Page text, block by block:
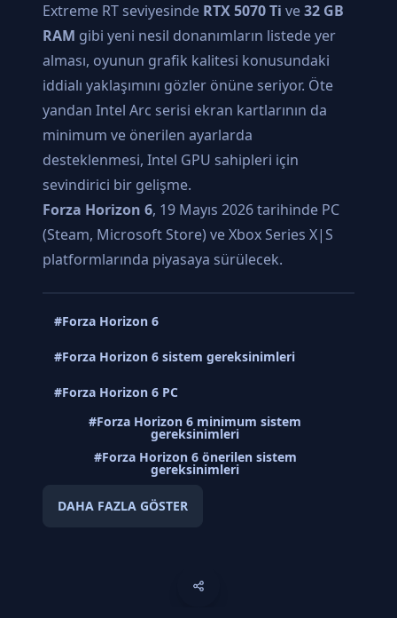
Extreme RT seviyesinde RTX 5070 Ti ve32 GB
RAM gibi yeni nesil donanımların listede yer
alması, oyunun grafik kalitesi konusundaki
iddialı yaklaşımını gözler önüne seriyor. Öte
yandan Intel Arc serisi ekran kartlarının da
minimum ve önerilen ayarlarda
desteklenmesi, Intel GPU sahipleri için
sevindirici bir gelişme.
Forza Horizon 6, 19 Mayıs 2026 tarihinde PC
(Steam, Microsoft Store) ve Xbox Series X|S
platformlarında piyasaya sürülecek.
#Forza Horizon 6
#Forza Horizon 6 sistem gereksinimleri
#Forza Horizon 6 PC
#Forza Horizon 6 minimum sistem
gereksinimleri
#Forza Horizon 6 önerilen sistem
gereksinimleri
DAHA FAZLA GÖSTER